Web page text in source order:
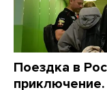
Поездка в